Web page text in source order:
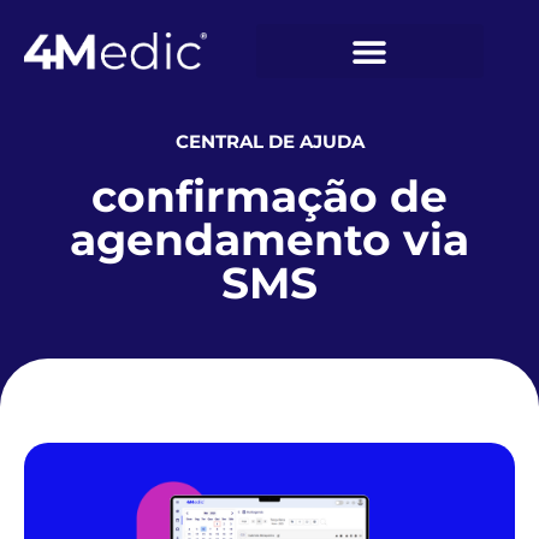
CENTRAL DE AJUDA
confirmação de
agendamento via
SMS